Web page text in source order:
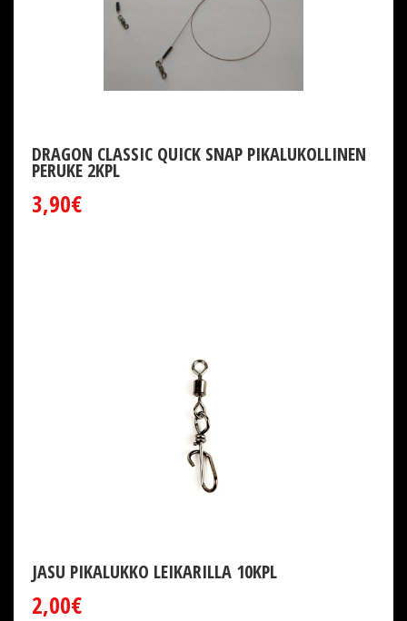
DRAGON CLASSIC QUICK SNAP PIKALUKOLLINEN
PERUKE 2KPL
3,90€
JASU PIKALUKKO LEIKARILLA 10KPL
2,00€